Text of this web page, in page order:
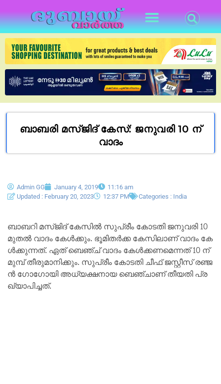
ബാബരി മസ്ജിദ് കേസ്: ജനുവരി 10 ന്
വാദം
Admin GG January 4, 2019
11:16 am
Updated : February 20, 2023
12:37 PM Categories : India
ബാ​ബ​റി മ​സ്ജി​ദ് കേ​സി​ൽ സു​പ്രീം കോ​ട​തി ജ​നു​വ​രി 10
മു​ത​ൽ വാ​ദം കേ​ൾ​ക്കും. ഭൂ​മി​ത​ർ​ക്ക കേ​സി​ലാ​ണ് വാ​ദം കേ​
ൾ​ക്കു​ന്ന​ത്. ഏ​ത് ബെ​ഞ്ച് വാ​ദം കേ​ൾ​ക്ക​ണ​മെ​ന്ന​ത് 10 ന് ​
മു​മ്പ് തീ​രു​മാ​നി​ക്കും. സു​പ്രീം കോ​ട​തി ചീ​ഫ് ജ​സ്റ്റീ​സ് ര​ഞ്ജ​
ൻ ഗോ​ഗോ​യി അ​ധ്യ​ക്ഷ​നാ​യ ബെ​ഞ്ചാ​ണ് തീ​യ​തി പ്ര​
ഖ്യാ​പി​ച്ച​ത്.